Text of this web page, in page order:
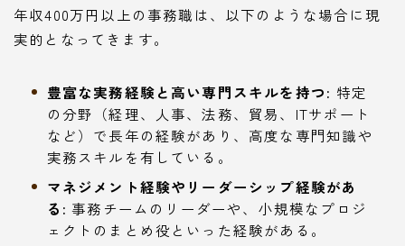
年収400万円以上の事務職は、以下のような場合に現
実的となってきます。
豊富な実務経験と高い専門スキルを持つ: 特定
の分野（経理、人事、法務、貿易、ITサポート
など）で長年の経験があり、高度な専門知識や
実務スキルを有している。
マネジメント経験やリーダーシップ経験があ
る: 事務チームのリーダーや、小規模なプロジ
ェクトのまとめ役といった経験がある。